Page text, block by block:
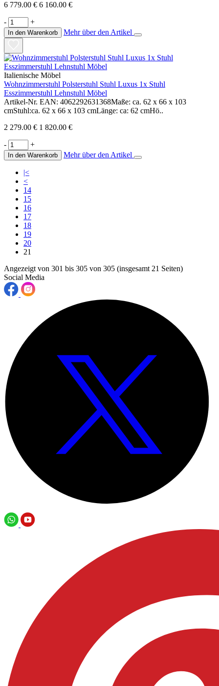
6 779.00 € 6 160.00 €
- +
In den Warenkorb Mehr über den Artikel
Italienische Möbel
Wohnzimmerstuhl Polsterstuhl Stuhl Luxus 1x Stuhl
Esszimmerstuhl Lehnstuhl Möbel
Artikel-Nr. EAN: 4062292631368Maße: ca. 62 x 66 x 103
cmStuhl:ca. 62 x 66 x 103 cmLänge: ca: 62 cmHö..
2 279.00 € 1 820.00 €
- +
In den Warenkorb Mehr über den Artikel
|<
<
14
15
16
17
18
19
20
21
Angezeigt von 301 bis 305 von 305 (insgesamt 21 Seiten)
Social Media